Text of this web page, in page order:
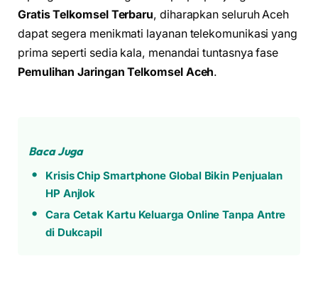
Gratis Telkomsel Terbaru, diharapkan seluruh Aceh
dapat segera menikmati layanan telekomunikasi yang
prima seperti sedia kala, menandai tuntasnya fase
Pemulihan Jaringan Telkomsel Aceh.
Baca Juga
Krisis Chip Smartphone Global Bikin Penjualan
HP Anjlok
Cara Cetak Kartu Keluarga Online Tanpa Antre
di Dukcapil